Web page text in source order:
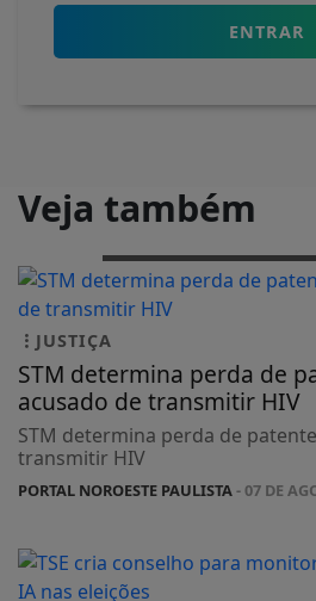
ENTRAR
Veja também
JUSTIÇA
STM determina perda de
acusado de transmitir HIV
STM determina perda de
transmitir HIV
PORTAL NOROESTE PAULISTA- 07 DE